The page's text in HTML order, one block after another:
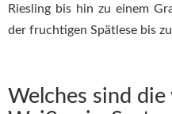
Riesling bis hin zu einem
der fruchtigen Spätlese bis
Welches sind